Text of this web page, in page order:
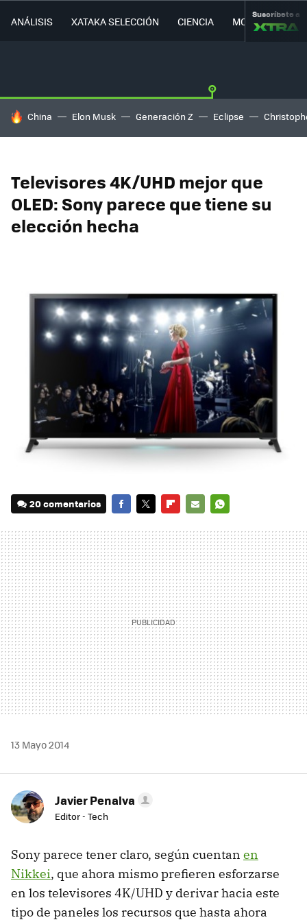
ANÁLISIS XATAKA SELECCIÓN CIENCIA MOVILIDAD
Suscríbete a
HOY SE HABLA DE
China Elon Musk Generación Z Eclipse
Televisores 4K/UHD mejor que
OLED: Sony parece que tiene su
elección hecha
20 comentarios
MAIL
13 Mayo 2014
Javier Penalva
Editor - Tech
Sony parece tener claro, según cuentan en
Nikkei, que ahora mismo prefieren esforzarse
en los televisores 4K/UHD y derivar hacia este
tipo de paneles los recursos que hasta ahora